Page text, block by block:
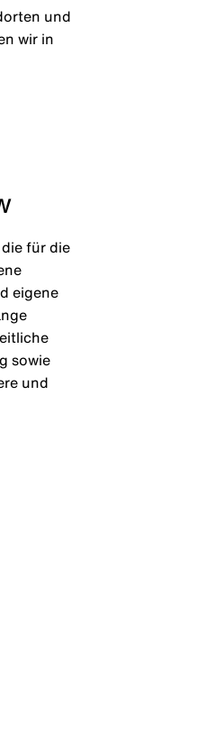
und
wir in
für die
eigene
sowie
und